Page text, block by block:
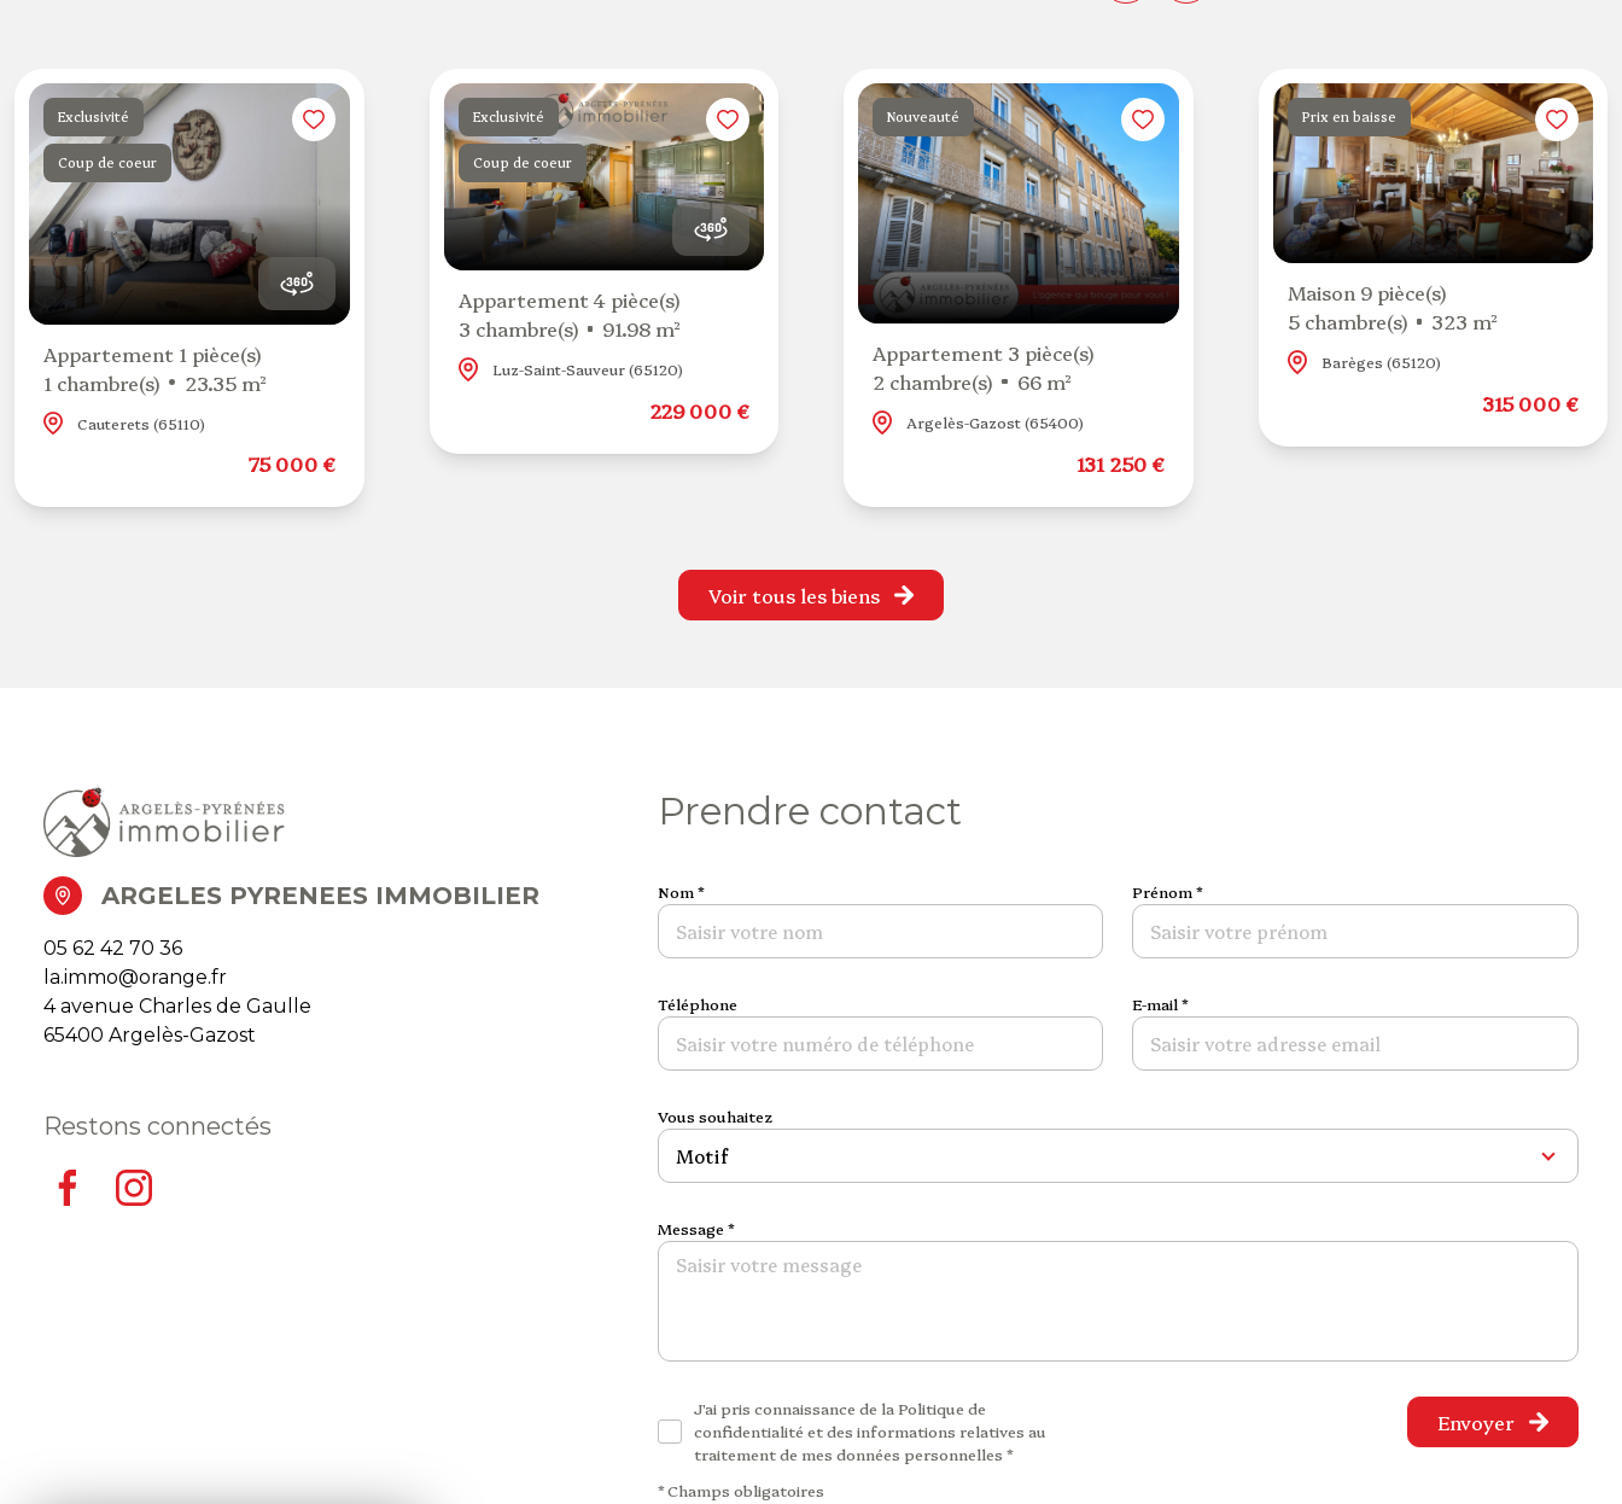
Exclusivité
Coup de coeur
Appartement 1 pièce(s)
1 chambre(s)
23.35 m²
Cauterets (65110)
75 000 €
Exclusivité
Coup de coeur
Appartement 4 pièce(s)
3 chambre(s)
91.98 m²
Luz-Saint-Sauveur (65120)
229 000 €
Nouveauté
Appartement 3 pièce(s)
2 chambre(s)
66 m²
Argelès-Gazost (65400)
131 250 €
Prix en baisse
Maison 9 pièce(s)
5 chambre(s)
323 m²
Barèges (65120)
315 000 €
Voir tous les biens
prendre contact
Nom * Prénom *
Téléphone E-mail *
Vous souhaitez
Motif
Message *
J'ai pris connaissance de la Politique de
confidentialité et des informations relatives au
traitement de mes données personnelles *
* Champs obligatoires
Envoyer
ARGELES PYRENEES IMMOBILIER
05 62 42 70 36
la.immo@orange.fr
4 avenue Charles de Gaulle
65400 Argelès-Gazost
Restons connectés